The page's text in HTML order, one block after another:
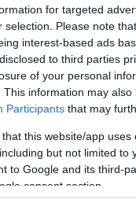
for targeted
selection. Please note
interest-based ads
to third parties
of your personal
This information may
Participants that may
that this website/app
but not limited to
to Google and its third-
consent section.